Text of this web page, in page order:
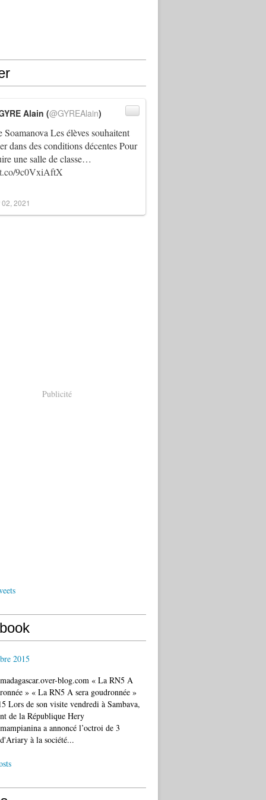
Soamanova Les élèves souhaitent
dans des conditions décentes Pour
une salle de classe…
9c0VxiAftX
Alain (@GYREAlain)
2021
Publicité
2015
blog.com « La RN5 A
» « La RN5 A sera goudronnée »
Lors de son visite vendredi à Sambava,
de la République Hery
a annoncé l’octroi de 3
à la société...